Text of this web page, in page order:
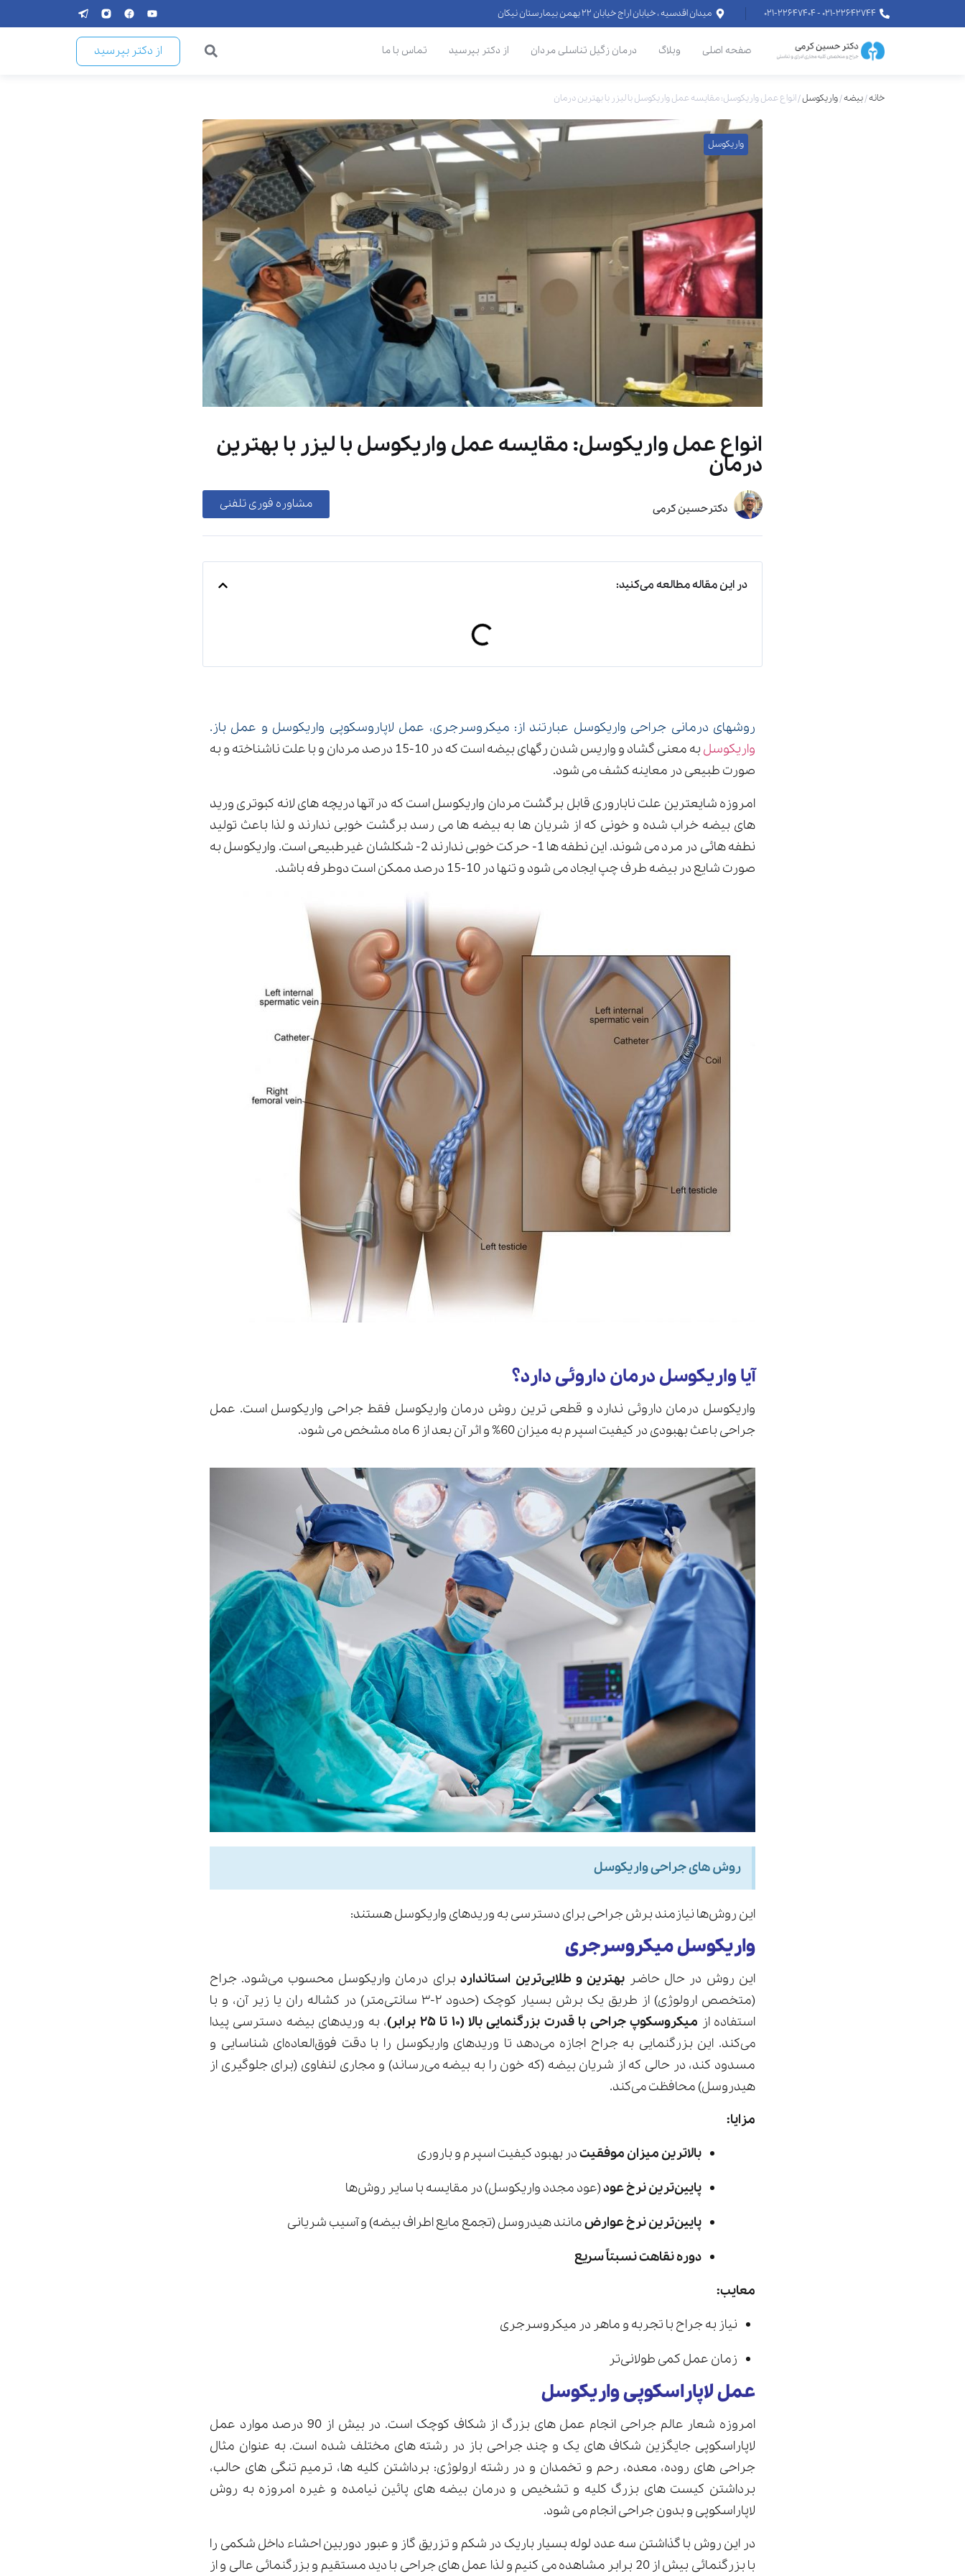
۰۲۱-۲۲۶۴۲۷۴۴ - ۰۲۱-۲۲۶۴۷۴۰۴ میدان اقدسیه ، خیابان اراج خیابان ۲۲ بهمن بیمارستان نیکان
صفحه اصلی وبلاگ درمان زگیل تناسلی مردان از دکتر بپرسید تماس با ما از دکتر بپرسید
خانه/بیضه/واریکوسل/انواع عمل واریکوسل: مقایسه عمل واریکوسل با لیزر با بهترین درمان
واریکوسل
انواع عمل واریکوسل: مقایسه عمل واریکوسل با لیزر با بهترین
درمان
دکترحسین کرمی مشاوره فوری تلفنی
در این مقاله مطالعه می‌کنید:
روشهای درمانی جراحی واریکوسل عبارتند از: میکروسرجری، عمل لاپاروسکوپی واریکوسل و عمل باز.
واریکوسل
به معنی گشاد و واریس شدن رگهای بیضه است که در 10-15 درصد مردان و با علت ناشناخته و به
صورت طبیعی در معاینه کشف می شود.
امروزه شایعترین علت ناباروری قابل برگشت مردان واریکوسل است که در آنها دریچه های لانه کبوتری ورید
های بیضه خراب شده و خونی که از شریان ها به بیضه ها می رسد برگشت خوبی ندارند و لذا باعث تولید
نطفه هائی در مرد می شوند. این نطفه ها 1- حرکت خوبی ندارند 2- شکلشان غیرطبیعی است. واریکوسل به
صورت شایع در بیضه طرف چپ ایجاد می شود و تنها در 10-15 درصد ممکن است دوطرفه باشد.
آیا واریکوسل درمان داروئی دارد؟
واریکوسل درمان داروئی ندارد و قطعی ترین روش درمان واریکوسل فقط جراحی واریکوسل است. عمل
جراحی باعث بهبودی در کیفیت اسپرم به میزان 60% و اثر آن بعد از 6 ماه مشخص می شود.
روش های جراحی واریکوسل
این روش‌ها نیازمند برش جراحی برای دسترسی به وریدهای واریکوسل هستند:
واریکوسل میکروسرجری
این روش در حال حاضر بهترین و طلایی‌ترین استانداردبرای درمان واریکوسل محسوب می‌شود. جراح
(متخصص ارولوژی) از طریق یک برش بسیار کوچک (حدود ۲-۳ سانتی‌متر) در کشاله ران یا زیر آن، و با
استفاده از میکروسکوپ جراحی با قدرت بزرگنمایی بالا (۱۰ تا ۲۵ برابر)
، به وریدهای بیضه دسترسی پیدا
می‌کند. این بزرگنمایی به جراح اجازه می‌دهد تا وریدهای واریکوسل را با دقت فوق‌العاده‌ای شناسایی و
مسدود کند، در حالی که از شریان بیضه (که خون را به بیضه می‌رساند) و مجاری لنفاوی (برای جلوگیری از
هیدروسل) محافظت می‌کند.
مزایا:
بالاترین میزان موفقیتدر بهبود کیفیت اسپرم و باروری
پایین‌ترین نرخ عود(عود مجدد واریکوسل) در مقایسه با سایر روش‌ها
پایین‌ترین نرخ عوارضمانند هیدروسل (تجمع مایع اطراف بیضه) و آسیب شریانی
دوره نقاهت نسبتاً سریع
معایب:
نیاز به جراح با تجربه و ماهر در میکروسرجری
زمان عمل کمی طولانی‌تر
عمل لاپاراسکوپی واریکوسل
امروزه شعار عالم جراحی انجام عمل های بزرگ از شکاف کوچک است. در بیش از 90 درصد موارد عمل
لاپاراسکوپی جایگزین شکاف های یک و چند جراحی باز در رشته های مختلف شده است. به عنوان مثال
جراحی های روده، معده، رحم و تخمدان و در رشته ارولوژی: برداشتن کلیه ها، ترمیم تنگی های حالب،
برداشتن کیست های بزرگ کلیه و تشخیص و درمان بیضه های پائین نیامده و غیره امروزه به روش
لاپاراسکوپی و بدون جراحی انجام می شود.
در این روش با گذاشتن سه عدد لوله بسیار باریک در شکم و تزریق گاز و عبور دوربین احشاء داخل شکمی را
با بزرگنمائی بیش از 20 برابر مشاهده می کنیم و لذا عمل های جراحی با دید مستقیم و بزرگنمائی عالی و از